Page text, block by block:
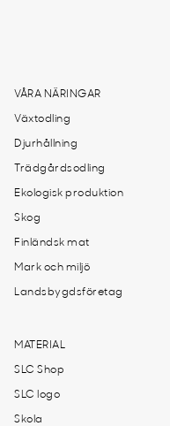
VÅRA NÄRINGAR
Växtodling
Djurhållning
Trädgårdsodling
Ekologisk produktion
Skog
Finländsk mat
Mark och miljö
Landsbygdsföretag
MATERIAL
SLC Shop
SLC logo
Skola